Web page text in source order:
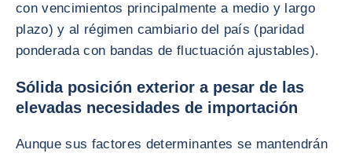
con vencimientos principalmente a medio y largo
plazo) y al régimen cambiario del país (paridad
ponderada con bandas de fluctuación ajustables).
Sólida posición exterior a pesar de las
elevadas necesidades de importación
Aunque sus factores determinantes se mantendrán